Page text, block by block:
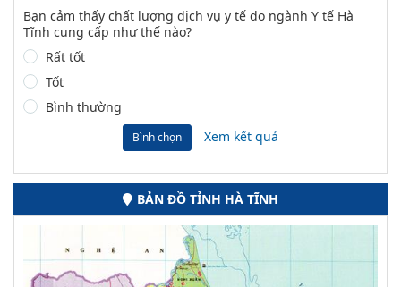
Bạn cảm thấy chất lượng dịch vụ y tế do ngành Y tế Hà
Tĩnh cung cấp như thế nào?
Rất tốt
Tốt
Bình thường
Bình chọn Xem kết quả
BẢN ĐỒ TỈNH HÀ TĨNH